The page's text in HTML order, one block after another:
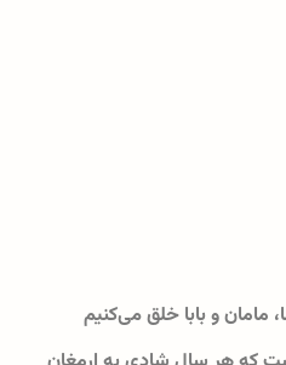
مامان و بابا خلق می‌کنیم